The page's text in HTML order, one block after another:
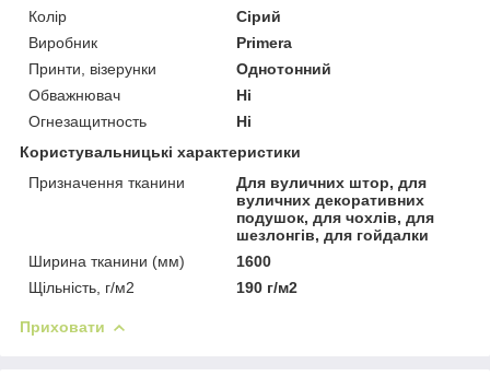
Колір
Сірий
Виробник
Primera
Принти, візерунки
Однотонний
Обважнювач
Ні
Огнезащитность
Ні
Користувальницькі характеристики
Призначення тканини
Для вуличних штор, для
вуличних декоративних
подушок, для чохлів, для
шезлонгів, для гойдалки
Ширина тканини (мм)
1600
Щільність, г/м2
190 г/м2
Приховати